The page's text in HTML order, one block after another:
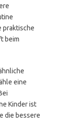
praktische
beim
eine
Kinder ist
die bessere